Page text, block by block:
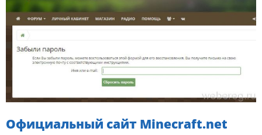
Официальный сайт Minecraft.net